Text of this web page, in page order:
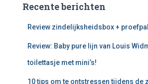
Recente berichten
Review zindelijksheidsbox +
Review: Baby pure lijn van Louis
toilettasje met mini’s!
10 tips om te ontstressen tijdens de